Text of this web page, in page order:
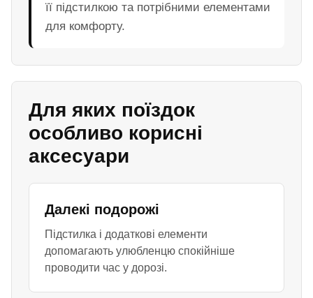
її підстилкою та потрібними елементами
для комфорту.
Для яких поїздок
особливо корисні
аксесуари
Далекі подорожі
Підстилка і додаткові елементи
допомагають улюбленцю спокійніше
проводити час у дорозі.